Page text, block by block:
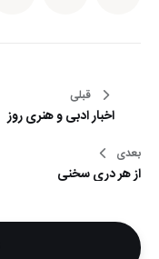
راهبری
نوشته
قبلی
اخبار ادبی و هنری روز
بعدی
از هر دری سخنی